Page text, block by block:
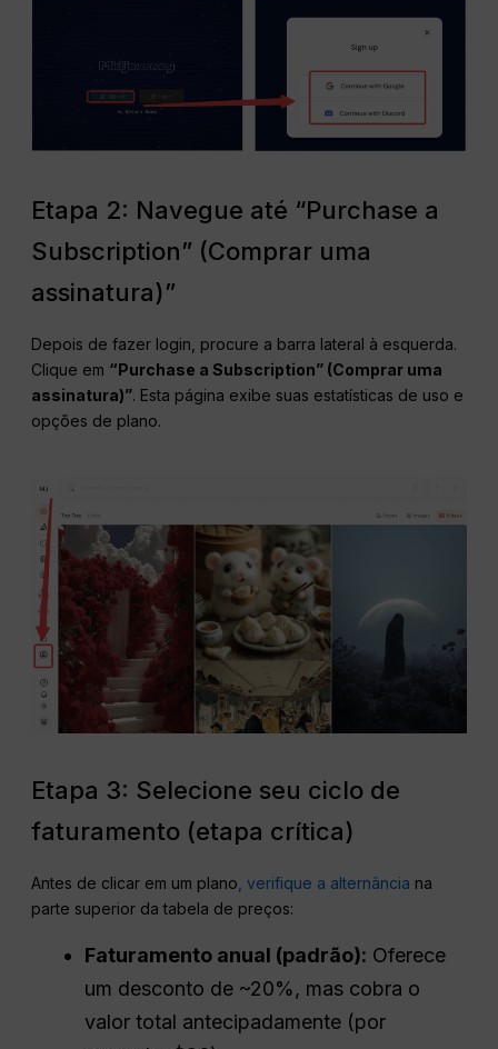
Etapa 2: Navegue até “Purchase a
Subscription” (Comprar uma
assinatura)”
Depois de fazer login, procure a barra lateral à esquerda.
Clique em “Purchase a Subscription” (Comprar uma
assinatura)”. Esta página exibe suas estatísticas de uso e
opções de plano.
Etapa 3: Selecione seu ciclo de
faturamento (etapa crítica)
Antes de clicar em um plano , verifique a alternância na
parte superior da tabela de preços:
Faturamento anual (padrão): Oferece
um desconto de ~20%, mas cobra o
valor total antecipadamente (por